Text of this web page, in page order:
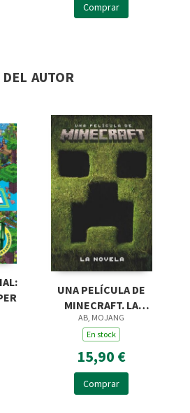
Comprar
autor
UNA PELÍCULA DE
MINECRAFT. LA
NOVELA
AB, MOJANG
En stock
15,90 €
Comprar